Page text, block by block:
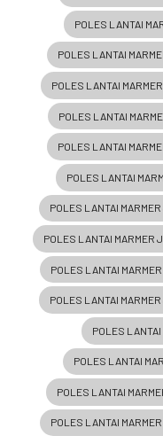
POLES LANTAI
POLES LANTAI
POLES LANTAI
POLES LANTAI
POLES LANTAI
POLES LANTAI
POLES LANTAI
POLES LANTAI MARMER
POLES LANTAI
POLES LANTAI
POLES LANTAI
POLES LANTAI
POLES LANTAI
POLES LANTAI